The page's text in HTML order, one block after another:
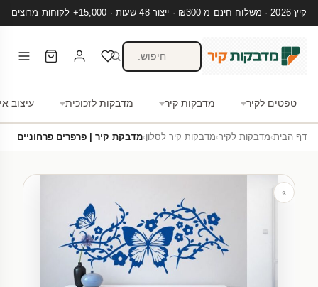
קיץ 2026 · משלוח חינם מ-₪300 · ייצור 48 שעות · 15,000+ לקוחות מרוצים
טפטים לקיר מדבקות קיר מדבקות לזכוכית עיצוב
דף הבית›מדבקות לקיר›מדבקות קיר לסלון›מדבקת קיר | פרפרים פרחוניים